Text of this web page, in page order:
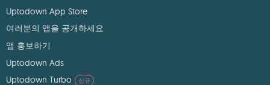
Uptodown App Store
여러분의 앱을 공개하세요
앱 홍보하기
Uptodown Ads
Uptodown Turbo
신규